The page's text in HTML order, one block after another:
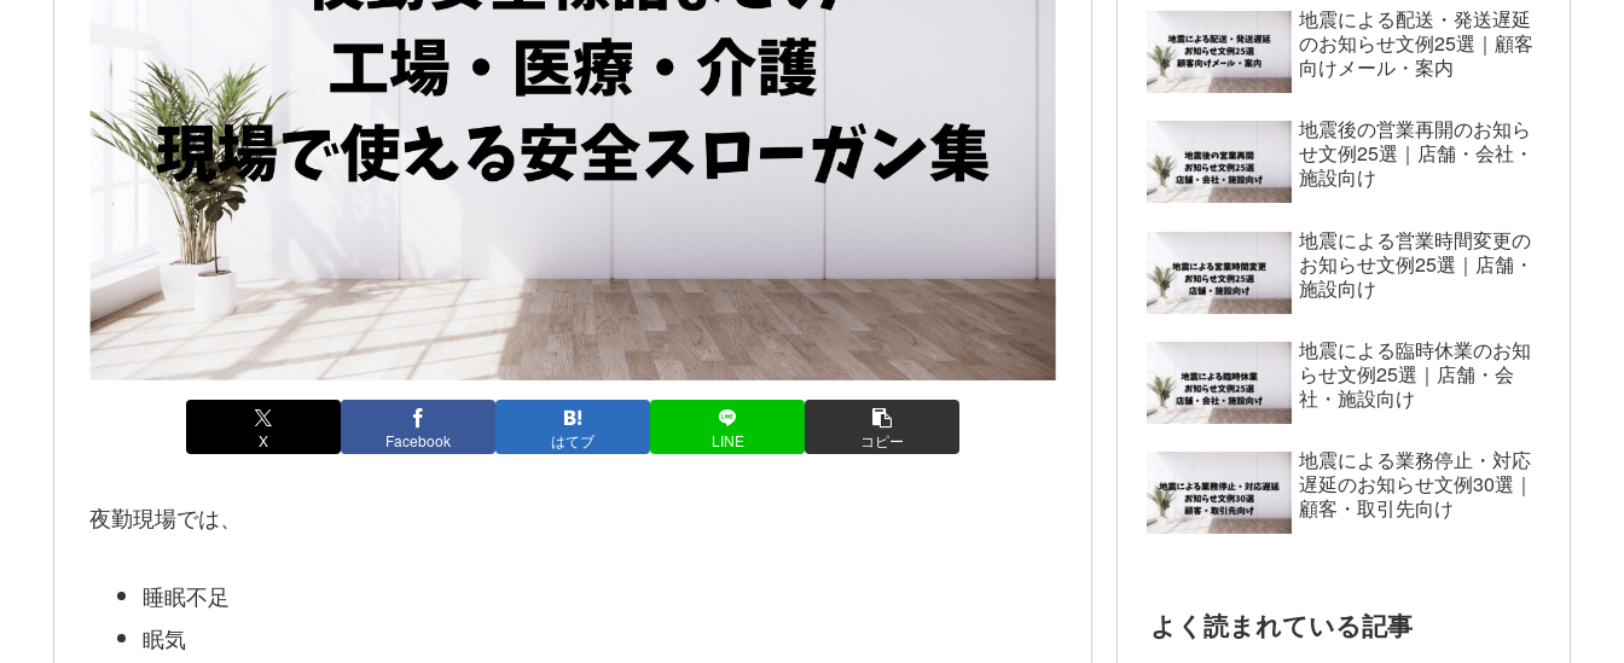
X Facebook はてブ LINE コピー
夜勤現場では、
睡眠不足
眠気
地震による配送・発送遅延
のお知らせ文例25選｜顧客
向けメール・案内
地震後の営業再開のお知ら
せ文例25選｜店舗・会社・
施設向け
地震による営業時間変更の
お知らせ文例25選｜店舗・
施設向け
地震による臨時休業のお知
らせ文例25選｜店舗・会
社・施設向け
地震による業務停止・対応
遅延のお知らせ文例30選｜
顧客・取引先向け
よく読まれている記事